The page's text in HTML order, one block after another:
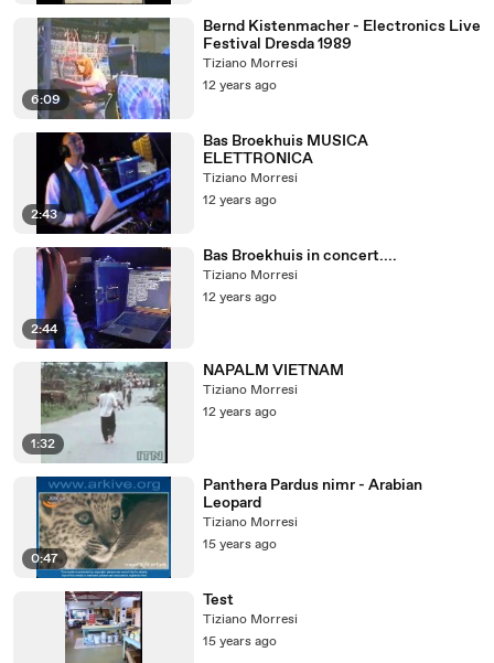
6:09
Bernd Kistenmacher - Electronics Live
Festival Dresda 1989
Tiziano Morresi
12 years ago
2:43
Bas Broekhuis MUSICA
ELETTRONICA
Tiziano Morresi
12 years ago
2:44
Bas Broekhuis in concert....
Tiziano Morresi
12 years ago
1:32
NAPALM VIETNAM
Tiziano Morresi
12 years ago
0:47
Panthera Pardus nimr - Arabian
Leopard
Tiziano Morresi
15 years ago
Test
Tiziano Morresi
15 years ago